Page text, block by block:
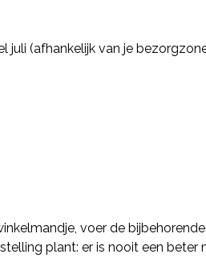
juli (afhankelijk van je
voer de
plant: er is nooit een beter